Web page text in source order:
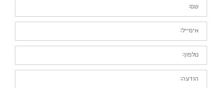
אימייל:
טלפון:
הודעה: